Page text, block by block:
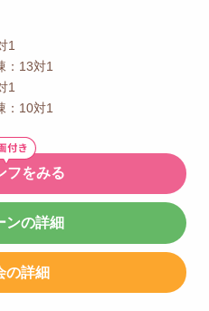
1
：13対1
1
：10対1
フをみる
ンの詳細
の詳細